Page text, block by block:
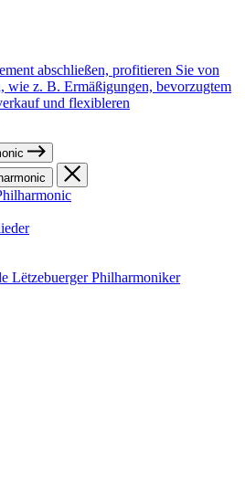
abschließen, profitieren Sie von
wie z. B. Ermäßigungen, bevorzugtem
und flexibleren
Lëtzebuerger Philharmoniker